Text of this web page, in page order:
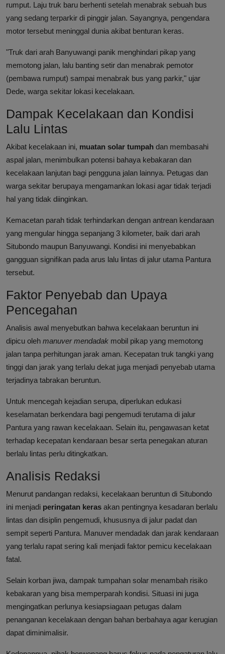
rumput. Laju truk baru berhenti setelah menabrak sebuah bus
yang sedang terparkir di pinggir jalan. Sayangnya, pengendara
motor tersebut meninggal dunia akibat benturan keras.
"Truk dari arah Banyuwangi panik menghindari pikap yang
memotong jalan, lalu banting setir dan menabrak pemotor
(pembawa rumput) sampai menabrak bus yang parkir," ujar
Dede, warga sekitar lokasi kecelakaan.
Dampak Kecelakaan dan Kondisi
Lalu Lintas
Akibat kecelakaan ini, muatan solar tumpah dan membasahi
aspal jalan, menimbulkan potensi bahaya kebakaran dan
kecelakaan lanjutan bagi pengguna jalan lainnya. Petugas dan
warga sekitar berupaya mengamankan lokasi agar tidak terjadi
hal yang tidak diinginkan.
Kemacetan parah tidak terhindarkan dengan antrean kendaraan
yang mengular hingga sepanjang 3 kilometer, baik dari arah
Situbondo maupun Banyuwangi. Kondisi ini menyebabkan
gangguan signifikan pada arus lalu lintas di jalur utama Pantura
tersebut.
Faktor Penyebab dan Upaya
Pencegahan
Analisis awal menyebutkan bahwa kecelakaan beruntun ini
dipicu oleh manuver mendadak mobil pikap yang memotong
jalan tanpa perhitungan jarak aman. Kecepatan truk tangki yang
tinggi dan jarak yang terlalu dekat juga menjadi penyebab utama
terjadinya tabrakan beruntun.
Untuk mencegah kejadian serupa, diperlukan edukasi
keselamatan berkendara bagi pengemudi terutama di jalur
Pantura yang rawan kecelakaan. Selain itu, pengawasan ketat
terhadap kecepatan kendaraan besar serta penegakan aturan
berlalu lintas perlu ditingkatkan.
Analisis Redaksi
Menurut pandangan redaksi, kecelakaan beruntun di Situbondo
ini menjadi peringatan keras akan pentingnya kesadaran berlalu
lintas dan disiplin pengemudi, khususnya di jalur padat dan
sempit seperti Pantura. Manuver mendadak dan jarak kendaraan
yang terlalu rapat sering kali menjadi faktor pemicu kecelakaan
fatal.
Selain korban jiwa, dampak tumpahan solar menambah risiko
kebakaran yang bisa memperparah kondisi. Situasi ini juga
mengingatkan perlunya kesiapsiagaan petugas dalam
penanganan kecelakaan dengan bahan berbahaya agar kerugian
dapat diminimalisir.